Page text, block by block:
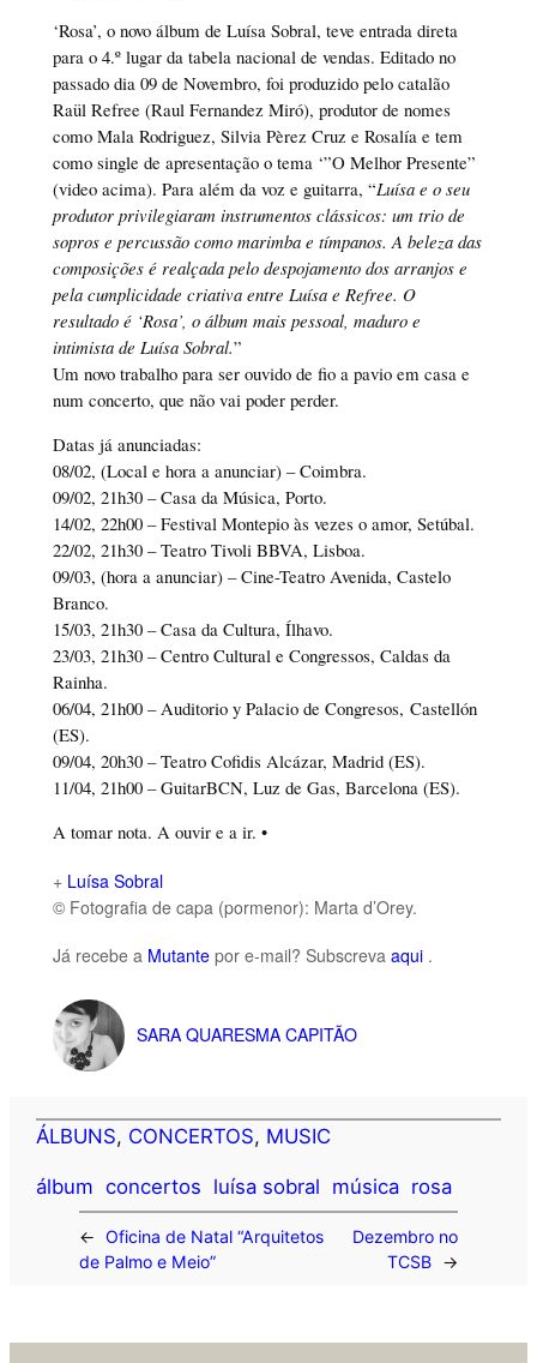
‘Rosa’, o novo álbum de Luísa Sobral, teve entrada direta
para o 4.º lugar da tabela nacional de vendas. Editado no
passado dia 09 de Novembro, foi produzido pelo catalão
Raül Refree (Raul Fernandez Miró), produtor de nomes
como Mala Rodriguez, Silvia Pèrez Cruz e Rosalía e tem
como single de apresentação o tema ‘”O Melhor Presente”
(video acima). Para além da voz e guitarra, “Luísa e o seu
produtor privilegiaram instrumentos clássicos: um trio de
sopros e percussão como marimba e tímpanos. A beleza das
composições é realçada pelo despojamento dos arranjos e
pela cumplicidade criativa entre Luísa e Refree. O
resultado é ‘Rosa’, o álbum mais pessoal, maduro e
intimista de Luísa Sobral.”
Um novo trabalho para ser ouvido de fio a pavio em casa e
num concerto, que não vai poder perder.
Datas já anunciadas:
08/02, (Local e hora a anunciar) – Coimbra.
09/02, 21h30 – Casa da Música, Porto.
14/02, 22h00 – Festival Montepio às vezes o amor, Setúbal.
22/02, 21h30 – Teatro Tivoli BBVA, Lisboa.
09/03, (hora a anunciar) – Cine-Teatro Avenida, Castelo
Branco.
15/03, 21h30 – Casa da Cultura, Ílhavo.
23/03, 21h30 – Centro Cultural e Congressos, Caldas da
Rainha.
06/04, 21h00 – Auditorio y Palacio de Congresos, Castellón
(ES).
09/04, 20h30 – Teatro Cofidis Alcázar, Madrid (ES).
11/04, 21h00 – GuitarBCN, Luz de Gas, Barcelona (ES).
A tomar nota. A ouvir e a ir. •
+ Luísa Sobral
© Fotografia de capa (pormenor): Marta d’Orey.
Já recebe a Mutantepor e-mail? Subscreva aqui .
SARA QUARESMA CAPITÃO
ÁLBUNS, CONCERTOS, MUSIC
álbum concertos luísa sobral música rosa
←
Oficina de Natal “Arquitetos
de Palmo e Meio”
Dezembro no
TCSB
→